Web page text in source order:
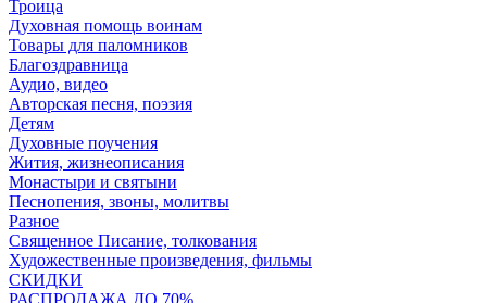
Троица
Духовная помощь воинам
Товары для паломников
Благоздравница
Аудио, видео
Авторская песня, поэзия
Детям
Духовные поучения
Жития, жизнеописания
Монастыри и святыни
Песнопения, звоны, молитвы
Разное
Священное Писание, толкования
Художественные произведения, фильмы
СКИДКИ
РАСПРОДАЖА ДО 70%